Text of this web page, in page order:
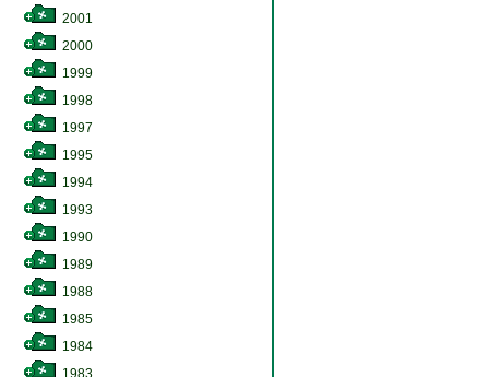
2001
2000
1999
1998
1997
1995
1994
1993
1990
1989
1988
1985
1984
1983